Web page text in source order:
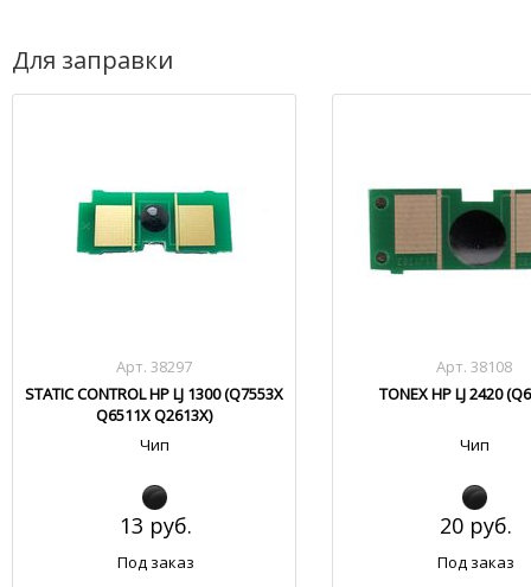
Для заправки
Арт. 38297
STATIC CONTROL HP LJ 1300 (Q7553X
Q6511X Q2613X)
Чип
13 руб.
Под заказ
Арт. 38108
TONEX HP LJ 2420
Чип
20 руб.
Под заказ